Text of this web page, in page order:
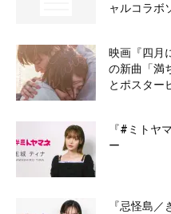
ャルコラボ
映画『四月
の新曲「満
とポスター
『#ミトヤ
ー
『忌怪島